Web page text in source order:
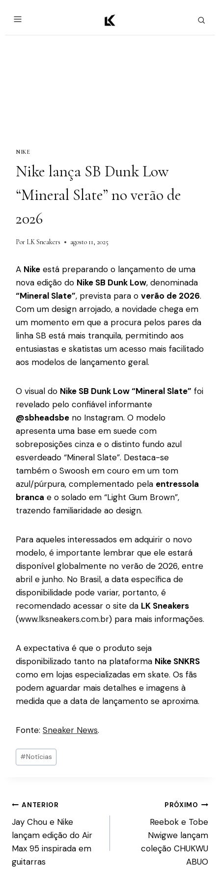
NIKE
Nike lança SB Dunk Low
“Mineral Slate” no verão de
2026
Por LK Sneakers agosto 11, 2025
A Nike está preparando o lançamento de uma
nova edição do Nike SB Dunk Low, denominada
“Mineral Slate”, prevista para o verão de 2026.
Com um design arrojado, a novidade chega em
um momento em que a procura pelos pares da
linha SB está mais tranquila, permitindo aos
entusiastas e skatistas um acesso mais facilitado
aos modelos de lançamento geral.
O visual do Nike SB Dunk Low “Mineral Slate” foi
revelado pelo confiável informante
@sbheadsbe no Instagram. O modelo
apresenta uma base em suede com
sobreposições cinza e o distinto fundo azul
esverdeado “Mineral Slate”. Destaca-se
também o Swoosh em couro em um tom
azul/púrpura, complementado pela entressola
branca e o solado em “Light Gum Brown”,
trazendo familiaridade ao design.
Para aqueles interessados em adquirir o novo
modelo, é importante lembrar que ele estará
disponível globalmente no verão de 2026, entre
abril e junho. No Brasil, a data específica de
disponibilidade pode variar, portanto, é
recomendado acessar o site da LK Sneakers
(www.lksneakers.com.br) para mais informações.
A expectativa é que o produto seja
disponibilizado tanto na plataforma Nike SNKRS
como em lojas especializadas em skate. Os fãs
podem aguardar mais detalhes e imagens à
medida que a data de lançamento se aproxima.
Fonte: Sneaker News.
#Notícias
ANTERIOR
Jay Chou e Nike
lançam edição do Air
Max 95 inspirada em
guitarras
PRÓXIMO
Reebok e Tobe
Nwigwe lançam
coleção CHUKWU
ABUO